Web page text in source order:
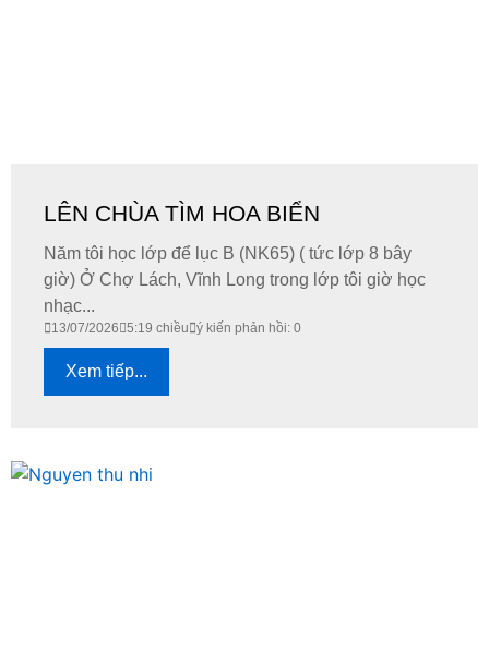
LÊN CHÙA TÌM HOA BIỂN
Năm tôi học lớp để lục B (NK65) ( tức lớp 8 bây
giờ) Ở Chợ Lách, Vĩnh Long trong lớp tôi giờ học
nhạc...
13/07/2026 5:19 chiều ý kiến phản hồi: 0
Xem tiếp...